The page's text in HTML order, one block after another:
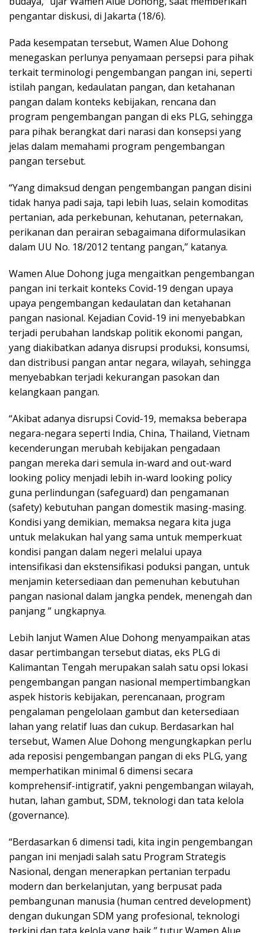
pengantar diskusi, di Jakarta (18/6).
Pada kesempatan tersebut, Wamen Alue Dohong
menegaskan perlunya penyamaan persepsi para pihak
terkait terminologi pengembangan pangan ini, seperti
istilah pangan, kedaulatan pangan, dan ketahanan
pangan dalam konteks kebijakan, rencana dan
program pengembangan pangan di eks PLG, sehingga
para pihak berangkat dari narasi dan konsepsi yang
jelas dalam memahami program pengembangan
pangan tersebut.
“Yang dimaksud dengan pengembangan pangan disini
tidak hanya padi saja, tapi lebih luas, selain komoditas
pertanian, ada perkebunan, kehutanan, peternakan,
perikanan dan perairan sebagaimana diformulasikan
dalam UU No. 18/2012 tentang pangan,” katanya.
Wamen Alue Dohong juga mengaitkan pengembangan
pangan ini terkait konteks Covid-19 dengan upaya
upaya pengembangan kedaulatan dan ketahanan
pangan nasional. Kejadian Covid-19 ini menyebabkan
terjadi perubahan landskap politik ekonomi pangan,
yang diakibatkan adanya disrupsi produksi, konsumsi,
dan distribusi pangan antar negara, wilayah, sehingga
menyebabkan terjadi kekurangan pasokan dan
kelangkaan pangan.
“Akibat adanya disrupsi Covid-19, memaksa beberapa
negara-negara seperti India, China, Thailand, Vietnam
kecenderungan merubah kebijakan pengadaan
pangan mereka dari semula in-ward and out-ward
looking policy menjadi lebih in-ward looking policy
guna perlindungan (safeguard) dan pengamanan
(safety) kebutuhan pangan domestik masing-masing.
Kondisi yang demikian, memaksa negara kita juga
untuk melakukan hal yang sama untuk memperkuat
kondisi pangan dalam negeri melalui upaya
intensifikasi dan ekstensifikasi poduksi pangan, untuk
menjamin ketersediaan dan pemenuhan kebutuhan
pangan nasional dalam jangka pendek, menengah dan
panjang ” ungkapnya.
Lebih lanjut Wamen Alue Dohong menyampaikan atas
dasar pertimbangan tersebut diatas, eks PLG di
Kalimantan Tengah merupakan salah satu opsi lokasi
pengembangan pangan nasional mempertimbangkan
aspek historis kebijakan, perencanaan, program
pengalaman pengelolaan gambut dan ketersediaan
lahan yang relatif luas dan cukup. Berdasarkan hal
tersebut, Wamen Alue Dohong mengungkapkan perlu
ada reposisi pengembangan pangan di eks PLG, yang
memperhatikan minimal 6 dimensi secara
komprehensif-intigratif, yakni pengembangan wilayah,
hutan, lahan gambut, SDM, teknologi dan tata kelola
(governance).
“Berdasarkan 6 dimensi tadi, kita ingin pengembangan
pangan ini menjadi salah satu Program Strategis
Nasional, dengan menerapkan pertanian terpadu
modern dan berkelanjutan, yang berpusat pada
pembangunan manusia (human centred development)
dengan dukungan SDM yang profesional, teknologi